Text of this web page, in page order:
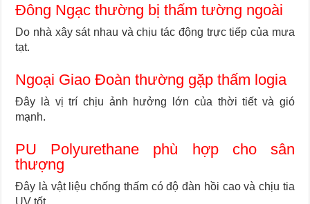
Đông Ngạc thường bị thấm tường ngoài
Do nhà xây sát nhau và chịu tác động trực tiếp của mưa
tạt.
Ngoại Giao Đoàn thường gặp thấm logia
Đây là vị trí chịu ảnh hưởng lớn của thời tiết và gió
mạnh.
PU Polyurethane phù hợp cho sân
thượng
Đây là vật liệu chống thấm có độ đàn hồi cao và chịu tia
UV tốt.